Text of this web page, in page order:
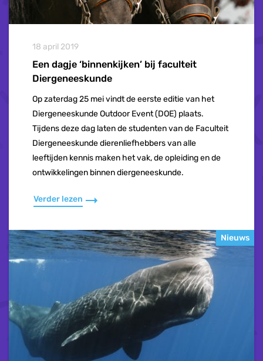
18 april 2019
Een dagje ‘binnenkijken’ bij faculteit
Diergeneeskunde
Op zaterdag 25 mei vindt de eerste editie van het
Diergeneeskunde Outdoor Event (DOE) plaats.
Tijdens deze dag laten de studenten van de Faculteit
Diergeneeskunde dierenliefhebbers van alle
leeftijden kennis maken het vak, de opleiding en de
ontwikkelingen binnen diergeneeskunde.
Verder lezen
Nieuws